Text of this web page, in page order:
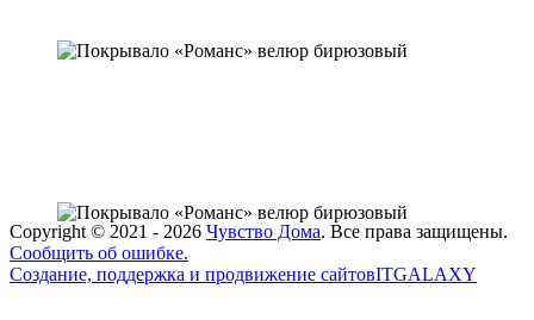
Copyright © 2021 - 2026 Чувство Дома. Все права защищены.
Сообщить об ошибке.
Создание, поддержка и продвижение сайтовITGALAXY